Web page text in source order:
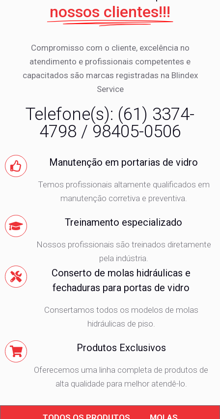
nossos clientes!!!
Compromisso com o cliente, excelência no
atendimento e profissionais competentes e
capacitados são marcas registradas na Blindex
Service
Telefone(s): (61) 3374-
4798 / 98405-0506
Manutenção em portarias de vidro
Temos profissionais altamente qualificados em
manutenção corretiva e preventiva.
Treinamento especializado
Nossos profissionais são treinados diretamente
pela indústria.
Conserto de molas hidráulicas e
fechaduras para portas de vidro
Consertamos todos os modelos de molas
hidráulicas de piso.
Produtos Exclusivos
Oferecemos uma linha completa de produtos de
alta qualidade para melhor atendê-lo.